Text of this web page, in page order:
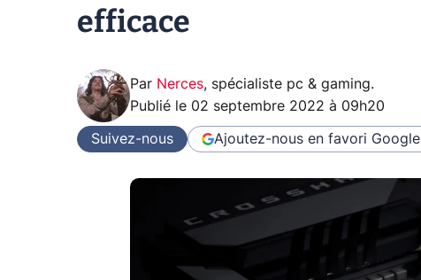
efficace
Par Nerces, spécialiste pc & gaming.
Publié le 02 septembre 2022 à 09h20
Suivez-nous Ajoutez-nous en favori Google